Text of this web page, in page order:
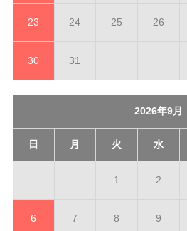
23 24 25 26
30 31
2026年9月
日 月 火 水
1 2
6 7 8 9